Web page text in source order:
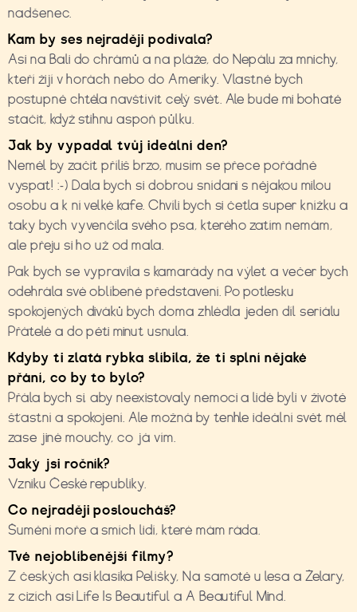
nadšenec.
Kam by ses nejraději podívala?
Asi na Bali do chrámů a na pláže, do Nepálu za mnichy,
kteří žijí v horách nebo do Ameriky. Vlastně bych
postupně chtěla navštívit celý svět. Ale bude mi bohatě
stačit, když stihnu aspoň půlku.
Jak by vypadal tvůj ideální den?
Neměl by začít příliš brzo, musím se přece pořádně
vyspat! :-) Dala bych si dobrou snídani s nějakou milou
osobu a k ní velké kafe. Chvíli bych si četla super knížku a
taky bych vyvenčila svého psa, kterého zatím nemám,
ale přeju si ho už od mala.
Pak bych se vypravila s kamarády na výlet a večer bych
odehrála své oblíbené představení. Po potlesku
spokojených diváků bych doma zhlédla jeden díl seriálu
Přátelé a do pěti minut usnula.
Kdyby ti zlatá rybka slíbila, že ti splní nějaké
přání, co by to bylo?
Přála bych si, aby neexistovaly nemoci a lidé byli v životě
šťastní a spokojení. Ale možná by tenhle ideální svět měl
zase jiné mouchy, co já vím.
Jaký jsi ročník?
Vzniku České republiky.
Co nejraději posloucháš?
Šumění moře a smích lidí, které mám ráda.
Tvé nejoblíbenější filmy?
Z českých asi klasika Pelíšky, Na samotě u lesa a Želary,
z cizích asi Life Is Beautiful a A Beautiful Mind.